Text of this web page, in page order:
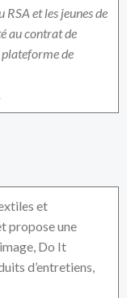
et les jeunes de
au contrat de
de
et
propose une
Do It
d’entretiens,